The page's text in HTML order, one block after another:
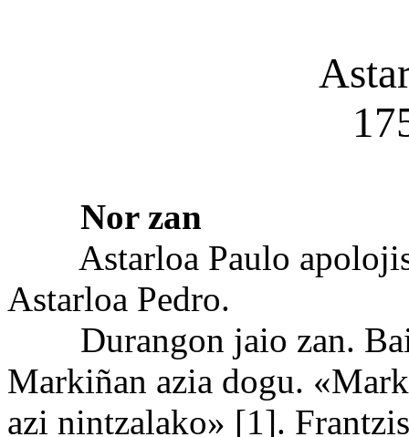
Nor zan
Astarloa Paulo
Astarloa Pedro.
Durangon jaio zan.
Markiñan azia dogu.
azi nintzalako» [1].